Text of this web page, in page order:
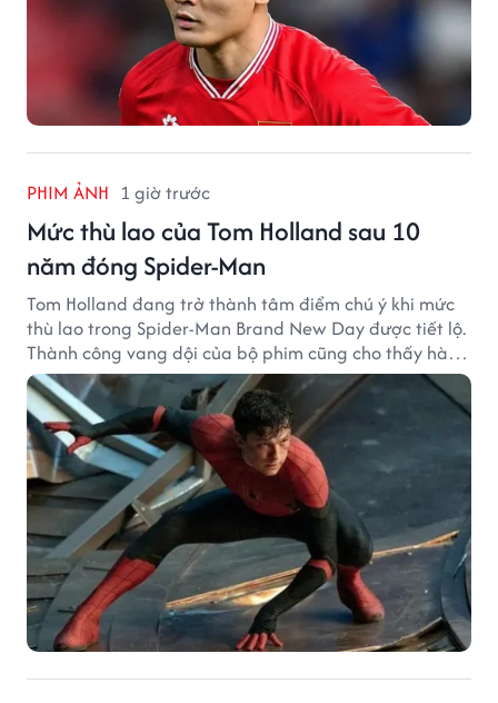
PHIM ẢNH 1 giờ trước
Mức thù lao của Tom Holland sau 10
năm đóng Spider-Man
Tom Holland đang trở thành tâm điểm chú ý khi mức
thù lao trong Spider-Man Brand New Day được tiết lộ.
Thành công vang dội của bộ phim cũng cho thấy hành
trình thăng hạng đáng chú ý của nam diễn viên sau
một thập kỷ gắn bó với vai Người Nhện.